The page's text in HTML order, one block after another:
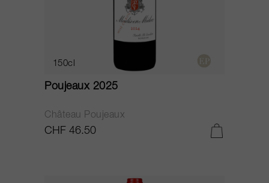
150cl
Poujeaux 2025
Château Poujeaux
CHF 46.50